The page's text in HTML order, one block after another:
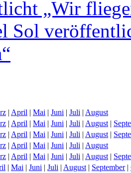
„Wir
Sol
| April | Mai | Juni | Juli | August
| April | Mai | Juni | Juli | August|
| April | Mai | Juni | Juli | August|
| April | Mai | Juni | Juli | August
| April | Mai | Juni | Juli | August|
| Mai | Juni | Juli | August| September|